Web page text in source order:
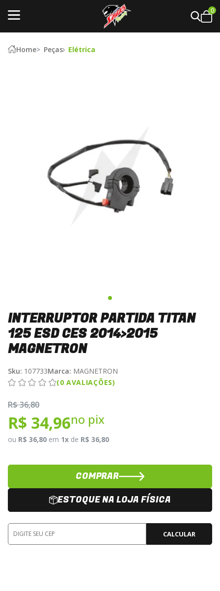
0
Home Peças Elétrica
INTERRUPTOR PARTIDA TITAN
125 ESD CES 2014>2015
MAGNETRON
Sku: 107733Marca: MAGNETRON
(0 AVALIAÇÕES)
R$ 36,80
R$ 34,96no pix
ou R$ 36,80 em 1x de R$ 36,80
COMPRAR
ESTOQUE NA LOJA FÍSICA
CALCULAR